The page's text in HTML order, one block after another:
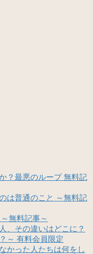
？最悪のループ 無料記
は普通のこと ～無料記
無料記事～
、その違いはどこに？
～ 有料会員限定
かった人たちは何をし